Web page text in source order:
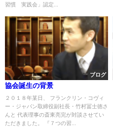
習慣®︎実践会」認定...
ブログ
協会誕生の背景
２０１８年某日、 フランクリン・コヴィ
ー・ジャパン取締役副社長・竹村冨士徳さ
んと 代表理事の斎東亮完が対談させてい
ただきました。 『７つの習...